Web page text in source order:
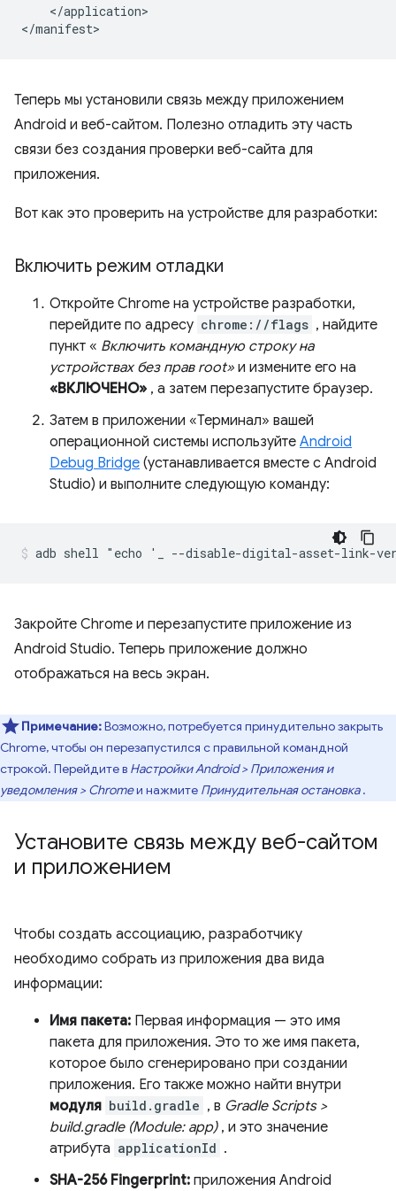
</application>
Теперь мы установили связь между приложением
Android и веб-сайтом. Полезно отладить эту часть
связи без создания проверки веб-сайта для
приложения.
Вот как это проверить на устройстве для разработки:
Включить режим отладки
Откройте Chrome на устройстве разработки,
перейдите по адресу chrome://flags , найдите
пункт « Включить командную строку на
устройствах без прав root» и измените его на
«ВКЛЮЧЕНО» , а затем перезапустите браузер.
Затем в приложении «Терминал» вашей
операционной системы используйте Android
Debug Bridge (устанавливается вместе с Android
Studio) и выполните следующую команду:
Закройте Chrome и перезапустите приложение из
Android Studio. Теперь приложение должно
отображаться на весь экран.
Примечание:Возможно, потребуется принудительно закрыть
Chrome, чтобы он перезапустился с правильной командной
строкой. Перейдите в Настройки Android > Приложения и
уведомления > Chromeи нажмите Принудительная остановка.
Установите связь между веб-сайтом
и приложением
Чтобы создать ассоциацию, разработчику
необходимо собрать из приложения два вида
информации:
Имя пакета: Первая информация — это имя
пакета для приложения. Это то же имя пакета,
которое было сгенерировано при создании
приложения. Его также можно найти внутри
модуля build.gradle , в Gradle Scripts >
build.gradle (Module: app), и это значение
атрибута applicationId .
SHA-256 Fingerprint: приложения Android